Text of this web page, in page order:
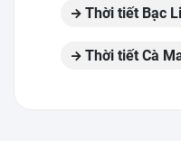
Thời tiết Bạc
Thời tiết Cà